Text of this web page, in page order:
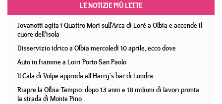
LE NOTIZIE PIÙ LETTE
Jovanotti agita i Quattro Mori sull'Arca di Lorè a Olbia e accende il
cuore dell'isola
Disservizio idrico a Olbia mercoledì 10 aprile, ecco dove
Auto in fiamme a Loiri Porto San Paolo
Il Cala di Volpe approda all'Harry's bar di Londra
Riapre la Olbia-Tempio: dopo 13 anni e 18 milioni di lavori pronta
la strada di Monte Pino